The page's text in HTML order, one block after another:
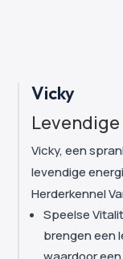
Vicky
Vicky, een
levendige
Herderkennel
Speelse
brengen een